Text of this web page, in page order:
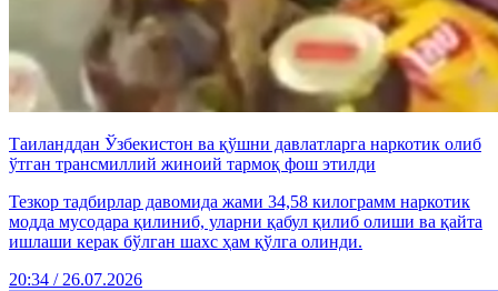
Таиланддан Ўзбекистон ва қўшни давлатларга наркотик олиб
ўтган трансмиллий жиноий тармоқ фош этилди
Тезкор тадбирлар давомида жами 34,58 килограмм наркотик
модда мусодара қилиниб, уларни қабул қилиб олиши ва қайта
ишлаши керак бўлган шахс ҳам қўлга олинди.
20:34 / 26.07.2026